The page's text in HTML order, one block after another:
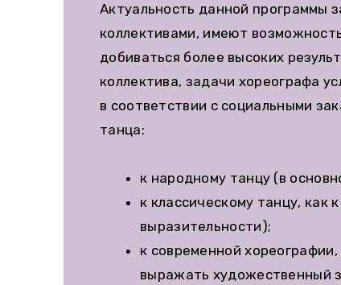
Актуальность данной программы
коллективами, имеют
добиваться более высоких
коллектива, задачи хореографа
в соответствии с социальными
танца:
к народному танцу (в
к классическому танцу, как
выразительности);
к современной
выражать художественный